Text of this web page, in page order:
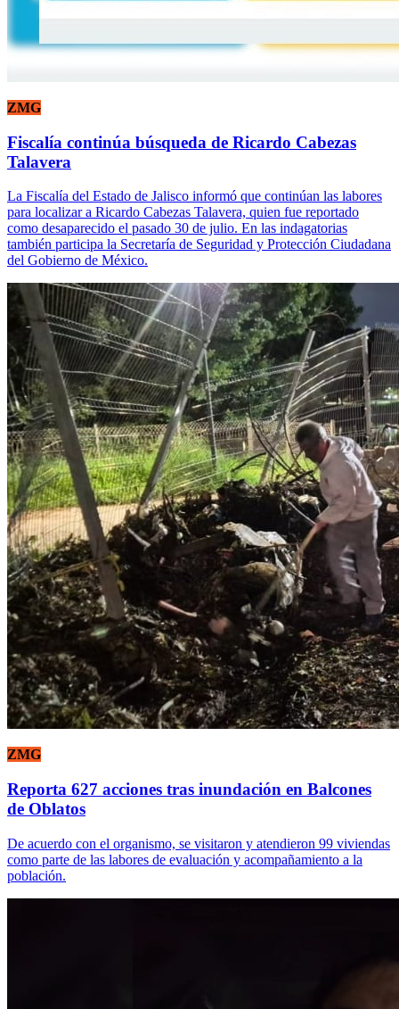
ZMG
Fiscalía continúa búsqueda de Ricardo Cabezas
Talavera
La Fiscalía del Estado de Jalisco informó que continúan las labores
para localizar a Ricardo Cabezas Talavera, quien fue reportado
como desaparecido el pasado 30 de julio. En las indagatorias
también participa la Secretaría de Seguridad y Protección Ciudadana
del Gobierno de México.
ZMG
Reporta 627 acciones tras inundación en Balcones
de Oblatos
De acuerdo con el organismo, se visitaron y atendieron 99 viviendas
como parte de las labores de evaluación y acompañamiento a la
población.